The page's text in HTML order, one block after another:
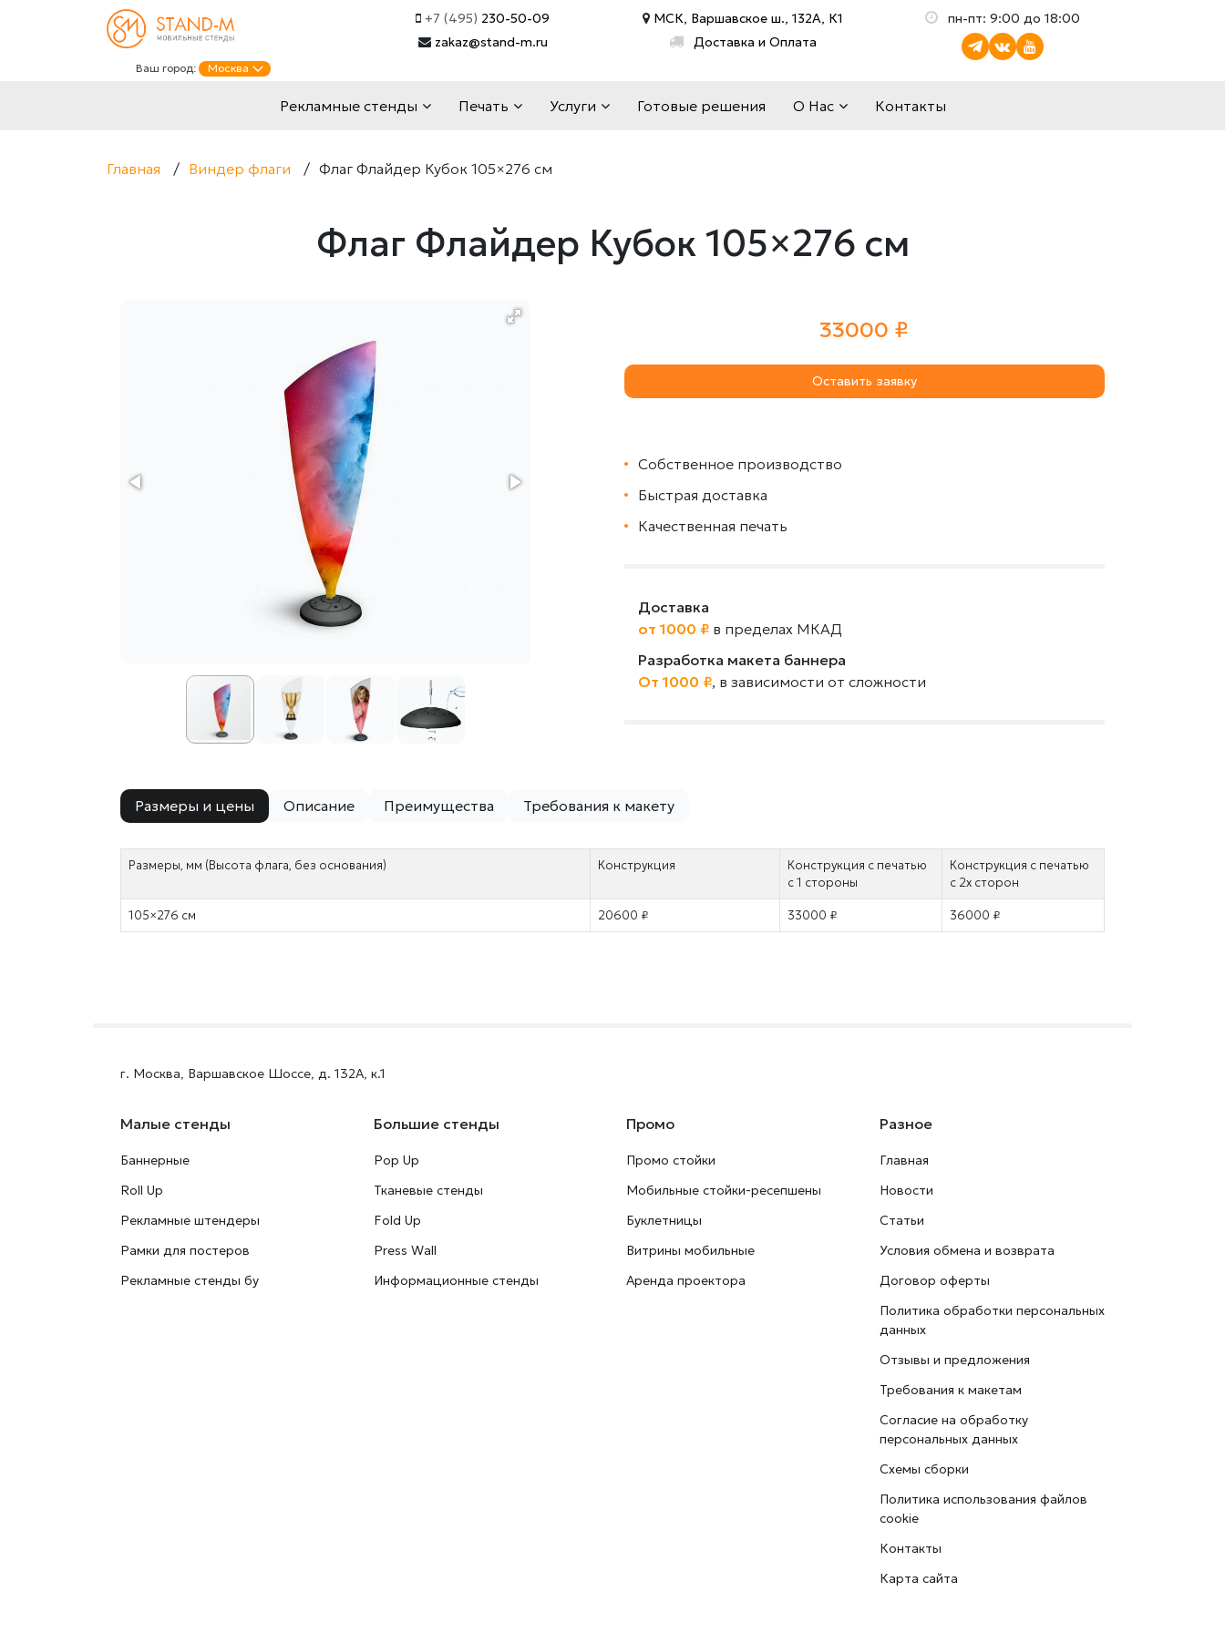
+7 (495) 230-50-09
zakaz@stand-m.ru
МСК, Варшавское ш., 132А, К1
Доставка и Оплата
пн-пт: 9:00 до 18:00
Ваш город: Москва
Рекламные стенды Печать Услуги Готовые решения О Нас Контакты
Главная / Виндер флаги / Флаг Флайдер Кубок 105×276 см
Флаг Флайдер Кубок 105×276 см
33000 ₽
Оставить заявку
Собственное производство
Быстрая доставка
Качественная печать
Доставка
от 1000 ₽в пределах МКАД
Разработка макета баннера
От 1000 ₽, в зависимости от сложности
Размеры и цены Описание Преимущества Требования к макету
Размеры, мм (Высота флага, без основания) Конструкция
Конструкция с печатью
с 1 стороны
Конструкция с печатью
с 2х сторон
105×276 см 20600 ₽ 33000 ₽ 36000 ₽
г. Москва, Варшавское Шоссе, д. 132А, к.1
Малые стенды
Баннерные
Roll Up
Рекламные штендеры
Рамки для постеров
Рекламные стенды бу
Большие стенды
Pop Up
Тканевые стенды
Fold Up
Press Wall
Информационные стенды
Промо
Промо стойки
Мобильные стойки-ресепшены
Буклетницы
Витрины мобильные
Аренда проектора
Разное
Главная
Новости
Статьи
Условия обмена и возврата
Договор оферты
Политика обработки персональных
данных
Отзывы и предложения
Требования к макетам
Согласие на обработку
персональных данных
Схемы сборки
Политика использования файлов
cookie
Контакты
Карта сайта